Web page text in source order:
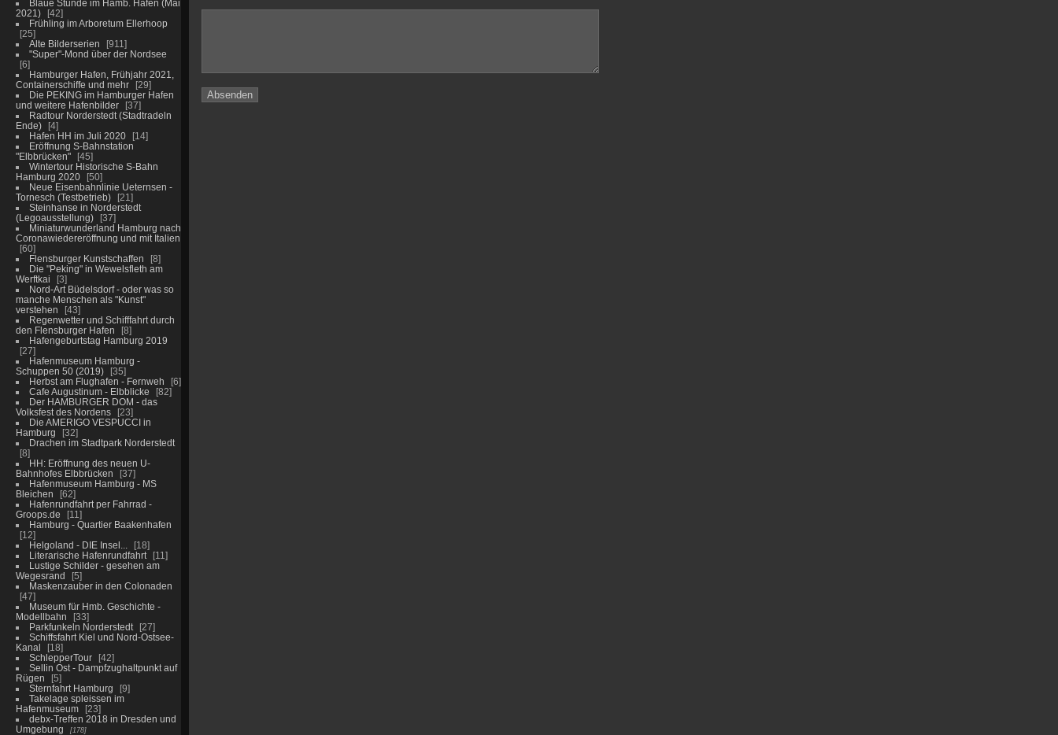
Blaue Stunde im Hamb. Hafen (Mai
2021)
42
Frühling im Arboretum Ellerhoop
25
Alte Bilderserien
911
"Super"-Mond über der Nordsee
6
Hamburger Hafen, Frühjahr 2021,
Containerschiffe und mehr
29
Die PEKING im Hamburger Hafen
und weitere Hafenbilder
37
Radtour Norderstedt (Stadtradeln
Ende)
4
Hafen HH im Juli 2020
14
Eröffnung S-Bahnstation
"Elbbrücken"
45
Wintertour Historische S-Bahn
Hamburg 2020
50
Neue Eisenbahnlinie Ueternsen -
Tornesch (Testbetrieb)
21
Steinhanse in Norderstedt
(Legoausstellung)
37
Miniaturwunderland Hamburg nach
Coronawiedereröffnung und mit Italien
60
Flensburger Kunstschaffen
8
Die "Peking" in Wewelsfleth am
Werftkai
3
Nord-Art Büdelsdorf - oder was so
manche Menschen als "Kunst"
verstehen
43
Regenwetter und Schifffahrt durch
den Flensburger Hafen
8
Hafengeburtstag Hamburg 2019
27
Hafenmuseum Hamburg -
Schuppen 50 (2019)
35
Herbst am Flughafen - Fernweh
6
Cafe Augustinum - Elbblicke
82
Der HAMBURGER DOM - das
Volksfest des Nordens
23
Die AMERIGO VESPUCCI in
Hamburg
32
Drachen im Stadtpark Norderstedt
8
HH: Eröffnung des neuen U-
Bahnhofes Elbbrücken
37
Hafenmuseum Hamburg - MS
Bleichen
62
Hafenrundfahrt per Fahrrad -
Groops.de
11
Hamburg - Quartier Baakenhafen
12
Helgoland - DIE Insel...
18
Literarische Hafenrundfahrt
11
Lustige Schilder - gesehen am
Wegesrand
5
Maskenzauber in den Colonaden
47
Museum für Hmb. Geschichte -
Modellbahn
33
Parkfunkeln Norderstedt
27
Schiffsfahrt Kiel und Nord-Ostsee-
Kanal
18
SchlepperTour
42
Sellin Ost - Dampfzughaltpunkt auf
Rügen
5
Sternfahrt Hamburg
9
Takelage spleissen im
Hafenmuseum
23
debx-Treffen 2018 in Dresden und
Umgebung
178